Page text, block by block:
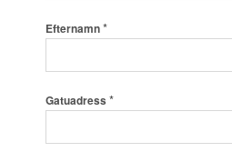
Efternamn*
du
Gatuadress *